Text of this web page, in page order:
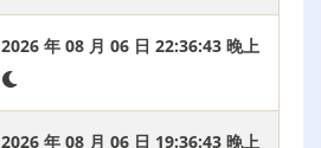
2026 年 08 月 06 日 22:36:44 晚上
2026 年 08 月 06 日 19:36:44 晚上